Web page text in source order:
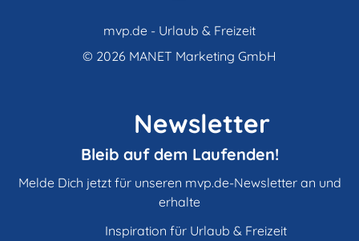
mvp.de - Urlaub & Freizeit
© 2026 MANET Marketing GmbH
Newsletter
Bleib auf dem Laufenden!
Melde Dich jetzt für unseren mvp.de-Newsletter an und
erhalte
Inspiration für Urlaub & Freizeit